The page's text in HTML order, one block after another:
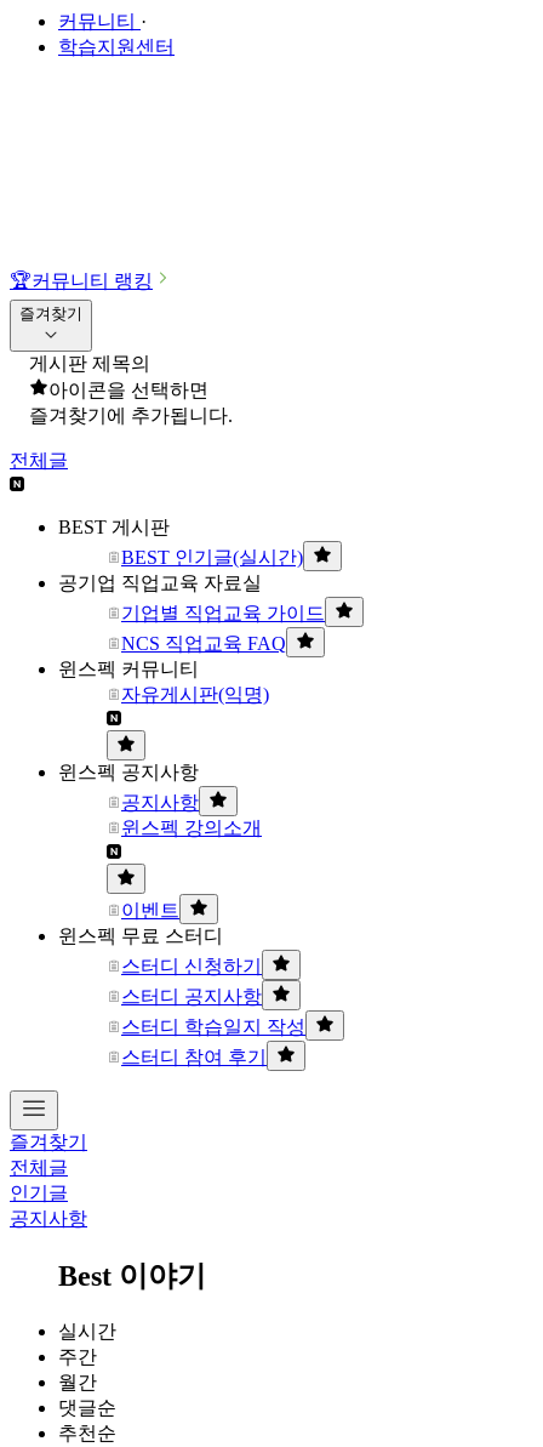
커뮤니티 ·
학습지원센터
🏆커뮤니티 랭킹
즐겨찾기
게시판 제목의
아이콘을 선택하면
즐겨찾기에 추가됩니다.
전체글
BEST 게시판
BEST 인기글(실시간)
공기업 직업교육 자료실
기업별 직업교육 가이드
NCS 직업교육 FAQ
윈스펙 커뮤니티
자유게시판(익명)
윈스펙 공지사항
공지사항
윈스펙 강의소개
이벤트
윈스펙 무료 스터디
스터디 신청하기
스터디 공지사항
스터디 학습일지 작성
스터디 참여 후기
즐겨찾기
전체글
인기글
공지사항
Best 이야기
실시간
주간
월간
댓글순
추천순